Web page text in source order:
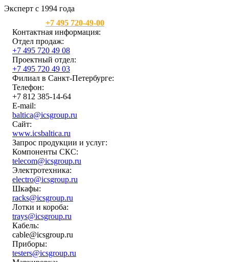
Эксперт с 1994 года
+7 495 720-49-00
Контактная информация:
Отдел продаж:
+7 495 720 49 08
Проектный отдел:
+7 495 720 49 03
Филиал в Санкт-Петербурге:
Телефон:
+7 812 385-14-64
E-mail:
baltica@icsgroup.ru
Сайт:
www.icsbaltica.ru
Запрос продукции и услуг:
Компоненты СКС:
telecom@icsgroup.ru
Электротехника:
electro@icsgroup.ru
Шкафы:
racks@icsgroup.ru
Лотки и короба:
trays@icsgroup.ru
Кабель:
cable@icsgroup.ru
Приборы:
testers@icsgroup.ru